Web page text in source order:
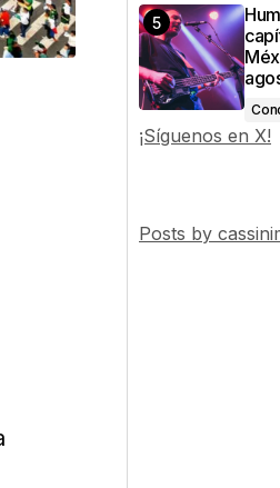
¡Síguenos en X!
Posts by